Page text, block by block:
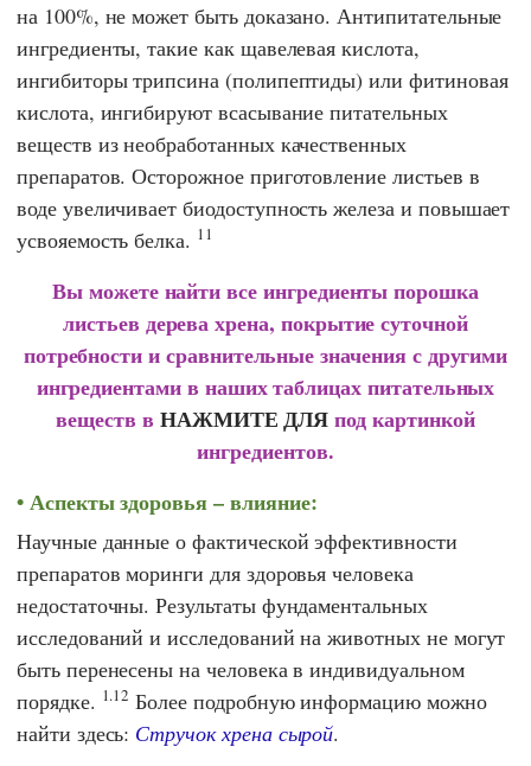
на 100%, не может быть доказано. Антипитательные
ингредиенты, такие как щавелевая кислота,
ингибиторы трипсина (полипептиды) или фитиновая
кислота, ингибируют всасывание питательных
веществ из необработанных качественных
препаратов. Осторожное приготовление листьев в
воде увеличивает биодоступность железа и повышает
усвояемость белка. 11
Вы можете найти все ингредиенты порошка
листьев дерева хрена, покрытие суточной
потребности и сравнительные значения с другими
ингредиентами в наших таблицах питательных
веществ в НАЖМИТЕ ДЛЯ под картинкой
ингредиентов.
Аспекты здоровья – влияние:
Научные данные о фактической эффективности
препаратов моринги для здоровья человека
недостаточны. Результаты фундаментальных
исследований и исследований на животных не могут
быть перенесены на человека в индивидуальном
порядке. 1.12 Более подробную информацию можно
найти здесь: Стручок хрена сырой.